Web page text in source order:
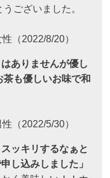
ございました。
（2022/8/20）
ありませんが優し
茶も優しいお味で和
（2022/5/30）
ッキリするなぁと
し込みしました」